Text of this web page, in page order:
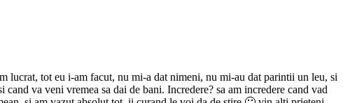
lucrat, tot eu i-am facut, nu mi-a dat nimeni, nu mi-au dat parintii un leu, si
va veni vremea sa dai de bani. Incredere? sa am incredere cand vad